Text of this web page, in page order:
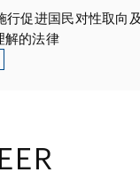
行促进国民对性取向
解的法律